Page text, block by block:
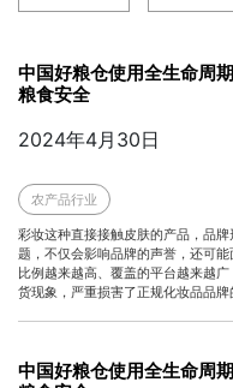
中国好粮仓使用全生命周
粮食安全
2024年4月30日
农产品行业
彩妆这种直接接触皮肤的产品，品
题，不仅会影响品牌的声誉，还可
比例越来越高、覆盖的平台越来越
货现象，严重损害了正规化妆品品牌
中国好粮仓使用全生命周